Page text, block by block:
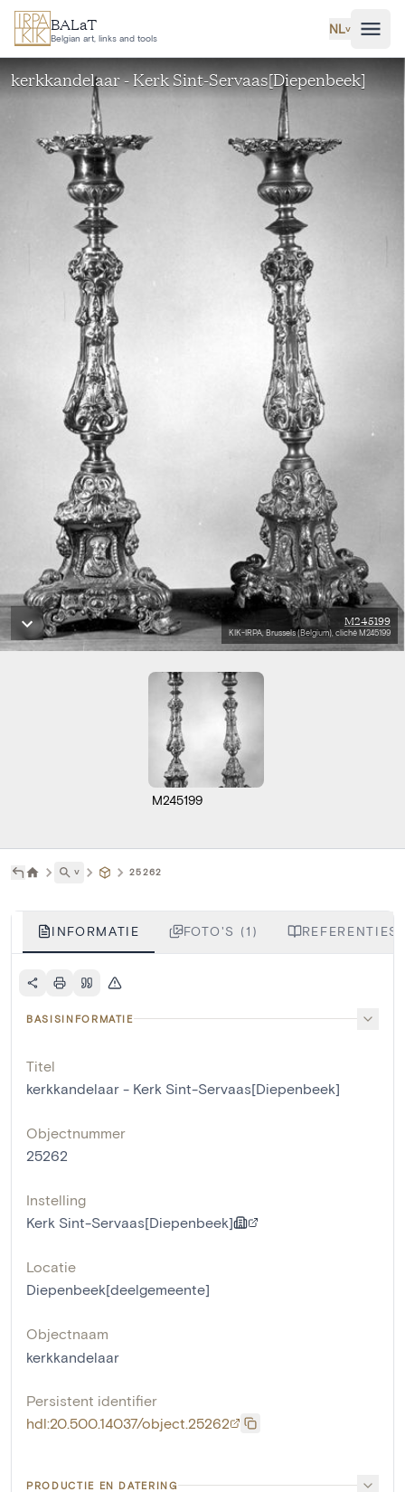
Ga naar hoofdinhoud
BALaT
Belgian art, links and tools
NL˅
kerkkandelaar - Kerk Sint-Servaas[Diepenbeek]
M245199
KIK-IRPA, Brussels (Belgium), cliché M245199
M245199
˅ 25262
INFORMATIE FOTO'S (1) REFERENTIES
BASISINFORMATIE
Titel
kerkkandelaar - Kerk Sint-Servaas[Diepenbeek]
Objectnummer
25262
Instelling
Kerk Sint-Servaas[Diepenbeek]
Locatie
Diepenbeek[deelgemeente]
Objectnaam
kerkkandelaar
Persistent identifier
hdl:20.500.14037/object.25262
PRODUCTIE EN DATERING